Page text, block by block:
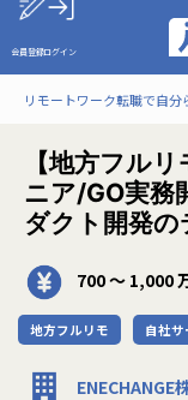
会員登録ログイン
リモートワーク転職で自分
【地方フル
ニア/GO実務
ダクト開発の
700 〜 1,000
地方フルリモ 自社サ
ENECHANGE